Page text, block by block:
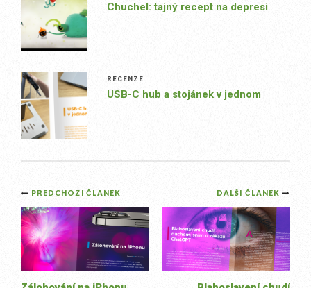
Chuchel: tajný recept na depresi
RECENZE
USB-C hub a stojánek v jednom
Post
navigation
DALŠÍ ČLÁNEK
PŘEDCHOZÍ ČLÁNEK